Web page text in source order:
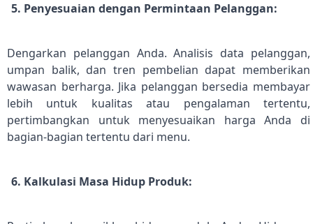
5. Penyesuaian dengan Permintaan Pelanggan:
Dengarkan pelanggan Anda. Analisis data pelanggan,
umpan balik, dan tren pembelian dapat memberikan
wawasan berharga. Jika pelanggan bersedia membayar
lebih untuk kualitas atau pengalaman tertentu,
pertimbangkan untuk menyesuaikan harga Anda di
bagian-bagian tertentu dari menu.
6. Kalkulasi Masa Hidup Produk: